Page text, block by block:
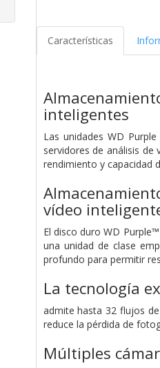
Características
inteligentes
Las unidades WD
servidores de análisis
rendimiento y capacidad
vídeo
El disco duro WD
una unidad de clase
profundo para permitir
La tecnología
admite hasta 32 flujos
reduce la pérdida de
Múltiples